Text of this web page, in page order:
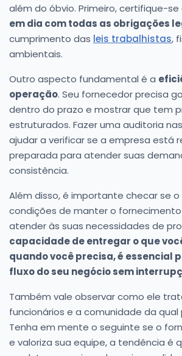
além do óbvio. Primeiro, certifique-
em dia com todas as obrigações
cumprimento das leis trabalhistas,
ambientais.
Outro aspecto fundamental é a
operação. Seu fornecedor precisa
dentro do prazo e mostrar que tem
estruturados. Fazer uma auditoria
ajudar a verificar se a empresa está
preparada para atender suas
consistência.
Além disso, é importante checar se
condições de manter o
atender às suas necessidades de
capacidade de entregar o que
quando você precisa, é essencial
fluxo do seu negócio sem
Também vale observar como ele
funcionários e a comunidade da
Tenha em mente o seguinte se o
e valoriza sua equipe, a tendência é